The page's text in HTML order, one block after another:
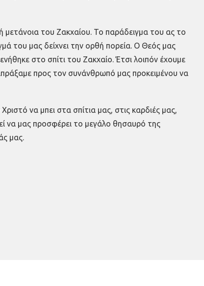
μετάνοια του Ζακχαίου. Το παράδειγμα του ας το
του μας δείχνει την ορθή πορεία. Ο Θεός μας
στο σπίτι του Ζακχαίο. Έτσι λοιπόν έχουμε
προς τον συνάνθρωπό μας προκειμένου να
να μπει στα σπίτια μας, στις καρδιές μας,
να μας προσφέρει το μεγάλο θησαυρό της
μας.